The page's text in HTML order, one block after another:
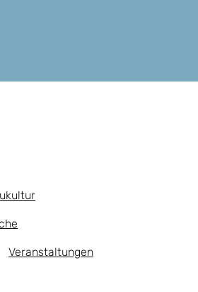
Veranstaltungen